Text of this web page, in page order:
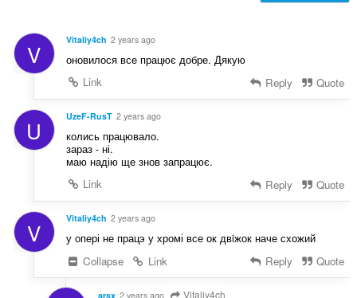
n
s
u
a
o
n
s
'
v
l
u
t
i
:
V Vitaliy4ch 2 years ago
оновилося все працює добре. Дякую
Link
Reply Quote
U UzeF-RusT 2 years ago
колись працювало.
зараз - ні.
маю надію ще знов запрацює.
Link
Reply Quote
V Vitaliy4ch 2 years ago
у опері не працэ у хромі все ок двiжок наче схожий
Collapse
Link Reply Quote
arsx 2 years ago Vitaliy4ch